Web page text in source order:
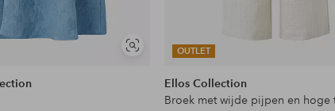
SoortgelijkeOUTLET
Ellos Collection
Broek met wijde pijpen en hoge